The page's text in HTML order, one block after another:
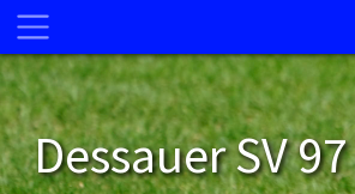
Dessauer SV 97